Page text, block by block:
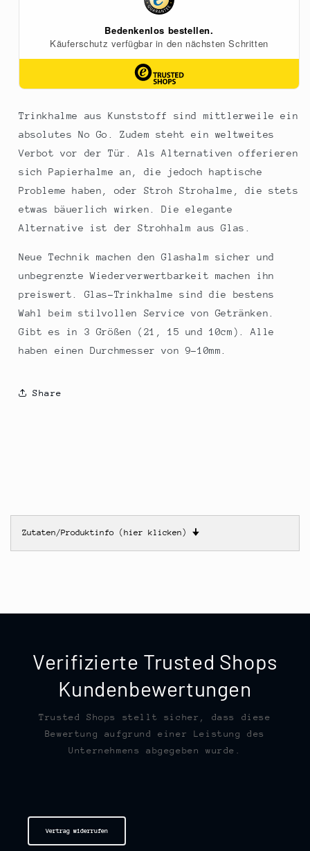
Bar
&amp;
Bar
Trinkhalme aus Kunststoff sind mittlerweile ein
absolutes No Go. Zudem steht ein weltweites
Verbot vor der Tür. Als Alternativen offerieren
sich Papierhalme an, die jedoch haptische
Probleme haben, oder Stroh Strohalme, die stets
etwas bäuerlich wirken. Die elegante
Alternative ist der Strohhalm aus Glas.
Neue Technik machen den Glashalm sicher und
unbegrenzte Wiederverwertbarkeit machen ihn
preiswert. Glas-Trinkhalme sind die bestens
Wahl beim stilvollen Service von Getränken.
Gibt es in 3 Größen (21, 15 und 10cm). Alle
haben einen Durchmesser von 9-10mm.
Share
Zutaten/Produktinfo (hier klicken) 🠋
Verifizierte Trusted Shops
Kundenbewertungen
Trusted Shops stellt sicher, dass diese
Bewertung aufgrund einer Leistung des
Unternehmens abgegeben wurde.
Vertrag widerrufen